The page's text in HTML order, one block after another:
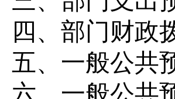
四、 部门财政
五、一般公共